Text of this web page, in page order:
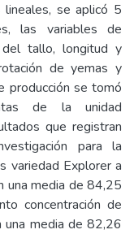
se aplicó 5
las variables de
tallo, longitud y
de yemas y
producción se tomó
de la unidad
que registran
para la
variedad Explorer a
una media de 84,25
concentración de
una media de 82,26